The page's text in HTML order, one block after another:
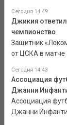
Сегодня 14:49
Джикия
чемпионство
Защитник
от ЦСКА в матче
Сегодня 14:43
Ассоциация
Джанни
Ассоциация
Джанни